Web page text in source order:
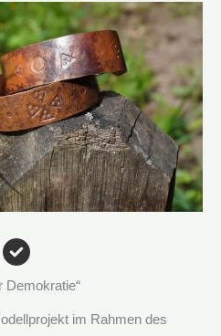
Demokratie“
im Rahmen des